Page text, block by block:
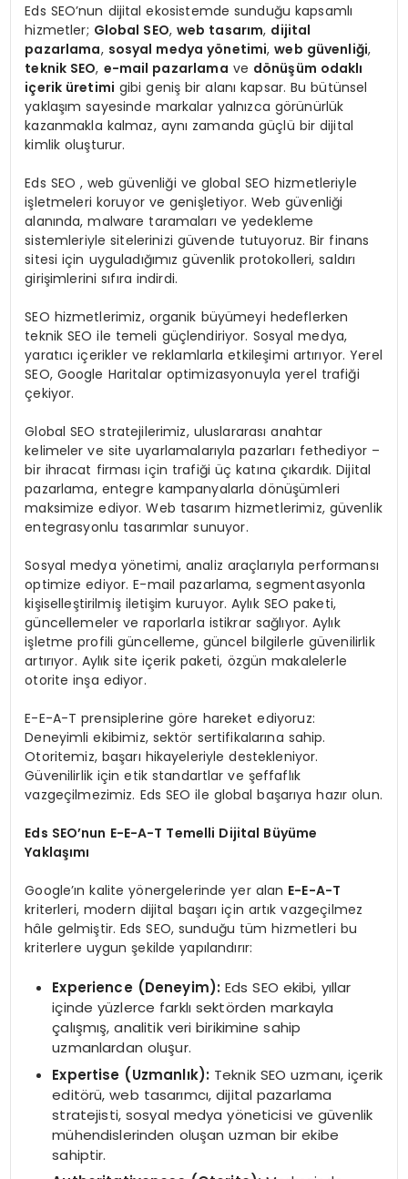
Eds SEO’nun dijital ekosistemde sunduğu kapsamlı
hizmetler; Global SEO, web tasarım, dijital
pazarlama, sosyal medya yönetimi,web güvenliği,
teknik SEO, e-mail pazarlama ve dönüşüm odaklı
içerik üretimi gibi geniş bir alanı kapsar. Bu bütünsel
yaklaşım sayesinde markalar yalnızca görünürlük
kazanmakla kalmaz, aynı zamanda güçlü bir dijital
kimlik oluşturur.
Eds SEO , web güvenliği ve global SEO hizmetleriyle
işletmeleri koruyor ve genişletiyor. Web güvenliği
alanında, malware taramaları ve yedekleme
sistemleriyle sitelerinizi güvende tutuyoruz. Bir finans
sitesi için uyguladığımız güvenlik protokolleri, saldırı
girişimlerini sıfıra indirdi.
SEO hizmetlerimiz, organik büyümeyi hedeflerken
teknik SEO ile temeli güçlendiriyor. Sosyal medya,
yaratıcı içerikler ve reklamlarla etkileşimi artırıyor. Yerel
SEO, Google Haritalar optimizasyonuyla yerel trafiği
çekiyor.
Global SEO stratejilerimiz, uluslararası anahtar
kelimeler ve site uyarlamalarıyla pazarları fethediyor –
bir ihracat firması için trafiği üç katına çıkardık. Dijital
pazarlama, entegre kampanyalarla dönüşümleri
maksimize ediyor. Web tasarım hizmetlerimiz, güvenlik
entegrasyonlu tasarımlar sunuyor.
Sosyal medya yönetimi, analiz araçlarıyla performansı
optimize ediyor. E-mail pazarlama, segmentasyonla
kişiselleştirilmiş iletişim kuruyor. Aylık SEO paketi,
güncellemeler ve raporlarla istikrar sağlıyor. Aylık
işletme profili güncelleme, güncel bilgilerle güvenilirlik
artırıyor. Aylık site içerik paketi, özgün makalelerle
otorite inşa ediyor.
E-E-A-T prensiplerine göre hareket ediyoruz:
Deneyimli ekibimiz, sektör sertifikalarına sahip.
Otoritemiz, başarı hikayeleriyle destekleniyor.
Güvenilirlik için etik standartlar ve şeffaflık
vazgeçilmezimiz. Eds SEO ile global başarıya hazır olun.
Eds SEO’nun E-E-A-T Temelli Dijital Büyüme
Yaklaşımı
Google’ın kalite yönergelerinde yer alan E-E-A-T
kriterleri, modern dijital başarı için artık vazgeçilmez
hâle gelmiştir. Eds SEO, sunduğu tüm hizmetleri bu
kriterlere uygun şekilde yapılandırır:
Experience (Deneyim): Eds SEO ekibi, yıllar
içinde yüzlerce farklı sektörden markayla
çalışmış, analitik veri birikimine sahip
uzmanlardan oluşur.
Expertise (Uzmanlık): Teknik SEO uzmanı, içerik
editörü, web tasarımcı, dijital pazarlama
stratejisti, sosyal medya yöneticisi ve güvenlik
mühendislerinden oluşan uzman bir ekibe
sahiptir.